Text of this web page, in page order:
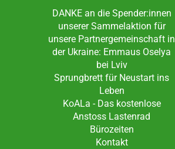
DANKE an die Spender:innen
unserer Sammelaktion für
unsere Partnergemeinschaft in
der Ukraine: Emmaus Oselya
bei Lviv
Sprungbrett für Neustart ins
Leben
KoALa - Das kostenlose
Anstoss Lastenrad
Bürozeiten
Kontakt